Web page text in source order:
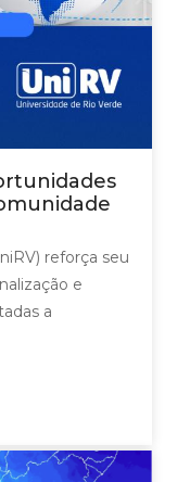
reforça seu
e
a